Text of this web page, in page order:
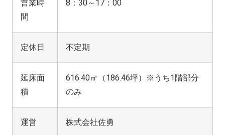
営業時
間
8：30～17：00
定休日 不定期
延床面
積
616.40㎡（186.46坪）※うち1階部分
のみ
運営 株式会社佐勇